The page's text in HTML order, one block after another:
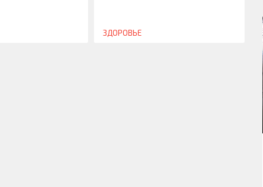
ЗДОРОВЬЕ